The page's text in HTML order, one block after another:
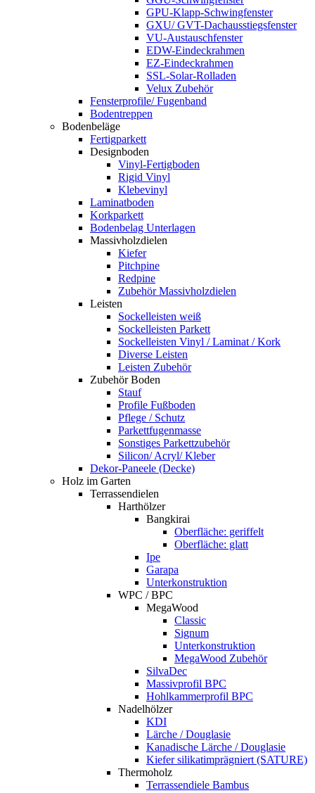
GPU-Klapp-Schwingfenster
GXU/ GVT-Dachausstiegsfenster
VU-Austauschfenster
EDW-Eindeckrahmen
EZ-Eindeckrahmen
SSL-Solar-Rolladen
Velux Zubehör
Fensterprofile/ Fugenband
Bodentreppen
Bodenbeläge
Fertigparkett
Designboden
Vinyl-Fertigboden
Rigid Vinyl
Klebevinyl
Laminatboden
Korkparkett
Bodenbelag Unterlagen
Massivholzdielen
Kiefer
Pitchpine
Redpine
Zubehör Massivholzdielen
Leisten
Sockelleisten weiß
Sockelleisten Parkett
Sockelleisten Vinyl / Laminat / Kork
Diverse Leisten
Leisten Zubehör
Zubehör Boden
Stauf
Profile Fußboden
Pflege / Schutz
Parkettfugenmasse
Sonstiges Parkettzubehör
Silicon/ Acryl/ Kleber
Dekor-Paneele (Decke)
Holz im Garten
Terrassendielen
Harthölzer
Bangkirai
Oberfläche: geriffelt
Oberfläche: glatt
Ipe
Garapa
Unterkonstruktion
WPC / BPC
MegaWood
Classic
Signum
Unterkonstruktion
MegaWood Zubehör
SilvaDec
Massivprofil BPC
Hohlkammerprofil BPC
Nadelhölzer
KDI
Lärche / Douglasie
Kanadische Lärche / Douglasie
Kiefer silikatimprägniert (SATURE)
Thermoholz
Terrassendiele Bambus